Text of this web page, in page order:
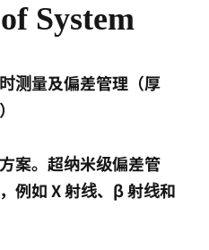
System
测量及偏差管理（厚
案。超纳米级偏差管
例如 X 射线、β 射线和